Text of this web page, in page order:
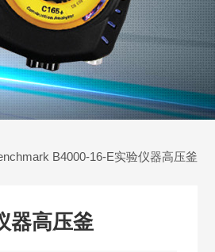
B4000-16-E实验仪器高压釜
器高压釜